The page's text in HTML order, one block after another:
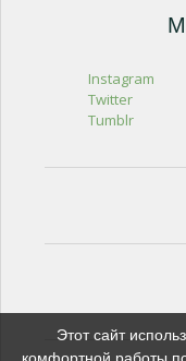
Instagram
Twitter
Tumblr
Этот сайт